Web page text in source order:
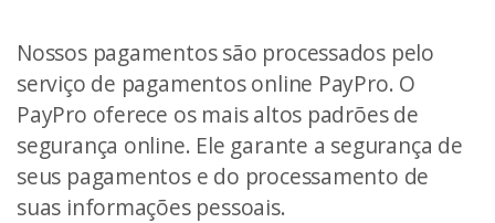
Nossos pagamentos são processados pelo
serviço de pagamentos online PayPro. O
PayPro oferece os mais altos padrões de
segurança online. Ele garante a segurança de
seus pagamentos e do processamento de
suas informações pessoais.